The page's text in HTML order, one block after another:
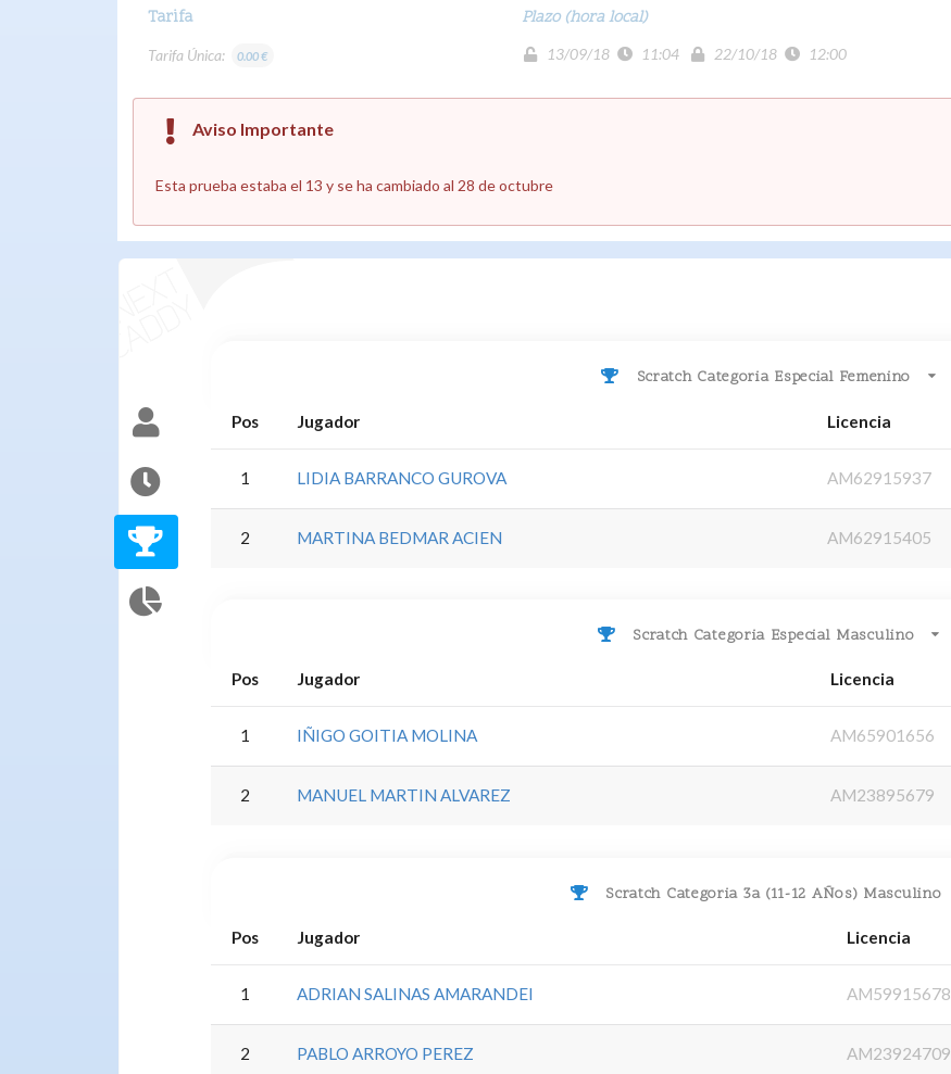
Tarifa
Tarifa Única: 0.00 €
Plazo (hora local)
13/09/18 11:04 22/10/18 12:00
Aviso Importante
Esta prueba estaba el 13 y se ha cambiado al 28 de octubre
Scratch Categoria Especial Femenino
Pos Jugador Licencia
1 LIDIA BARRANCO GUROVA AM62915937
2 MARTINA BEDMAR ACIEN AM62915405
Scratch Categoria Especial Masculino
Pos Jugador Licencia
1 IÑIGO GOITIA MOLINA AM65901656
2 MANUEL MARTIN ALVAREZ AM23895679
Scratch Categoria 3a (11-12 AÑos) Masculino
Pos Jugador Licencia
1 ADRIAN SALINAS AMARANDEI AM59915678
2 PABLO ARROYO PEREZ AM23924709